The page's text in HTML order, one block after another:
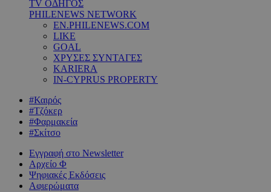
TV ΟΔΗΓΟΣ
PHILENEWS NETWORK
EN.PHILENEWS.COM
LIKE
GOAL
ΧΡΥΣΕΣ ΣΥΝΤΑΓΕΣ
KARIERA
IN-CYPRUS PROPERTY
#Καιρός
#Τζόκερ
#Φαρμακεία
#Σκίτσο
Εγγραφή στο Newsletter
Αρχείο Φ
Ψηφιακές Εκδόσεις
Αφιερώματα